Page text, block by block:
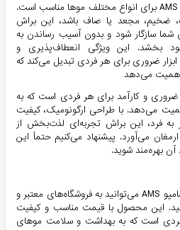
در نهایت، استفاده از برس شامپو AMS برای انواع مختلف موها مناسب است.
ضخیم، مجعد یا صاف باشد، این براش
شما سازگار شود و بدون آسیب رساندن به
بخشد. این ویژگی انعطاف‌پذیری و
ضروری برای هر فردی تبدیل می‌کند که
اهمیت می‌دهد
ضروری و کارآمد برای هر فردی است که به
می‌دهد. با طراحی ارگونومیک، کیفیت
فرد، این براش تجربه‌ای لذت‌بخش از
می‌آورد. پیشنهاد می‌کنیم حتماً این
آن بهره‌مند شوید.
برای تهیه براش شامپو AMS می‌توانید به فروشگاه‌های معتبر و
این محصول با قیمت مناسب و کیفیت
فردی است که به بهداشت و سلامت موهای